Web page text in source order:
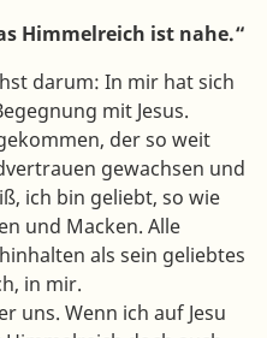
Himmelreich ist nahe.“
darum: In mir hat sich
mit Jesus.
der so weit
gewachsen und
ich bin geliebt, so wie
und Macken. Alle
als sein geliebtes
in mir.
uns. Wenn ich auf Jesu